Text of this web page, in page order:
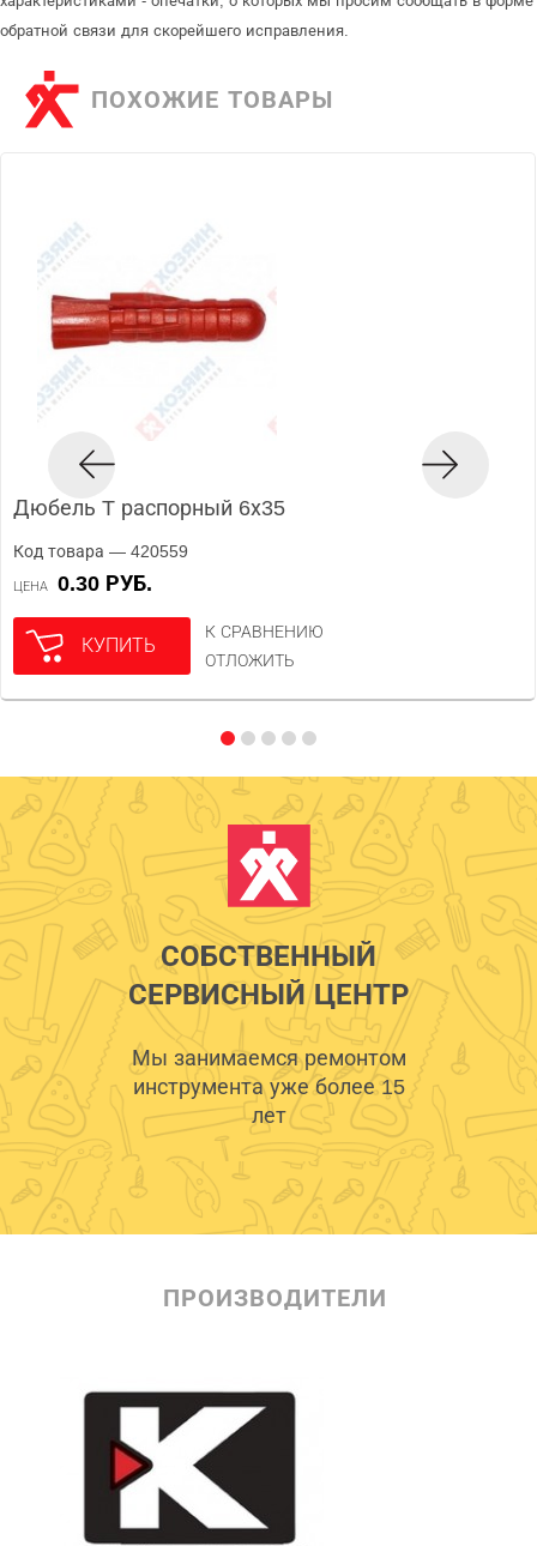
обратной связи для скорейшего исправления.
ПОХОЖИЕ ТОВАРЫ
Дюбель T распорный 6х35
Код товара — 420559
ЦЕНА 0.30 РУБ.
КУПИТЬ
К СРАВНЕНИЮ
ОТЛОЖИТЬ
СОБСТВЕННЫЙ
СЕРВИСНЫЙ ЦЕНТР
Мы занимаемся ремонтом
инструмента уже более 15
лет
ПРОИЗВОДИТЕЛИ